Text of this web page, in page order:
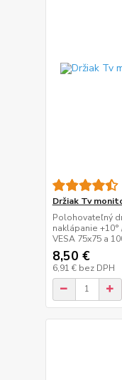
Držiak Tv
Polohovateľný
naklápanie
VESA 75x75 a
8,50 €
6,91 € bez DPH